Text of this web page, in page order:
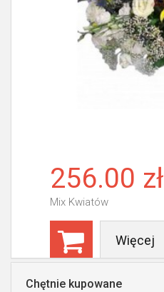
256.00 zł
Mix Kwiatów
Więcej
Chętnie kupowane